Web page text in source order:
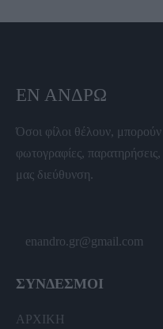
ΕΝ ΆΝΔΡΩ
Όσοι φίλοι θέλουν, μπορούν
φωτογραφίες,
μας διεύθυνση.
enandro.gr@gmail.com
ΣΥΝΔΕΣΜΟΙ
ΑΡΧΙΚΗ